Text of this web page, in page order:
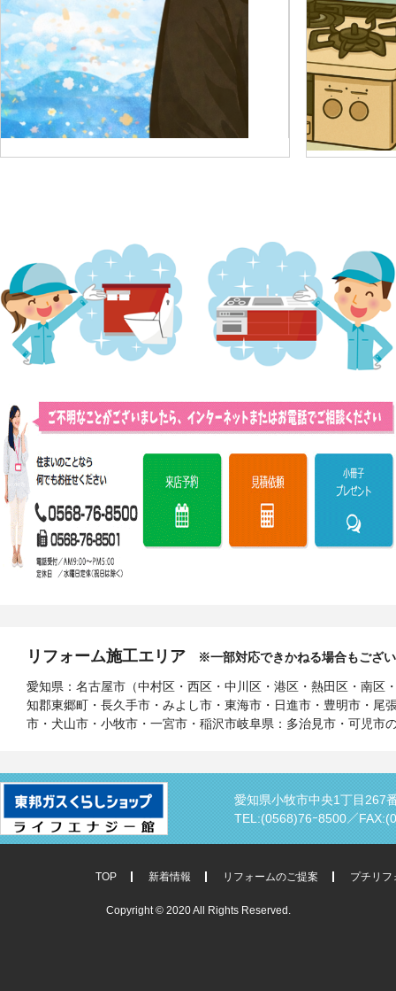
リフォーム施工エリア ※一部対応できかねる場合もござ
愛知県：名古屋市（中村区・西区・中川区・港区・熱田区・南
知郡東郷町・長久手市・みよし市・東海市・日進市・豊明市・
市・犬山市・小牧市・一宮市・稲沢市岐阜県：多治見市・可児市
愛知県小牧市中央1丁目267
TEL:(0568)76ｰ8500／
TOP 新着情報 リフォームのご提案 プチリフ
Copyright © 2020 All Rights Reserved.